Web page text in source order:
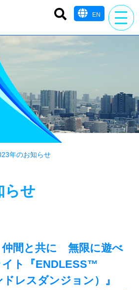
EN
年のお知らせ
せ
仲間と共に 無限に遊べ
イト『ENDLESS™
レスダンジョン）』